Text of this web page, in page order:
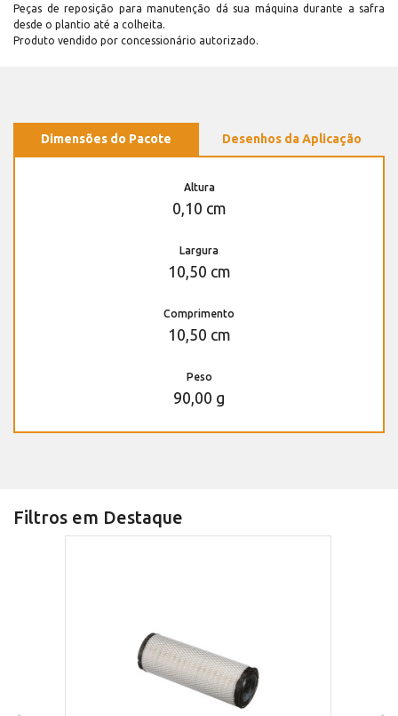
Peças de reposição para manutenção dá sua máquina durante a safra
desde o plantio até a colheita.
Produto vendido por concessionário autorizado.
Dimensões do Pacote Desenhos da Aplicação
Altura
0,10 cm
Largura
10,50 cm
Comprimento
10,50 cm
Peso
90,00 g
Filtros em Destaque